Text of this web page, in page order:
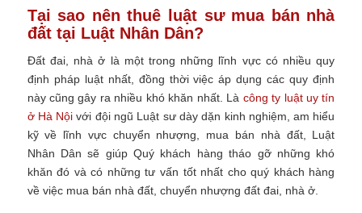
Tại sao nên thuê luật sư mua bán nhà
đất tại Luật Nhân Dân?
Đất đai, nhà ở là một trong những lĩnh vực có nhiều quy
định pháp luật nhất, đồng thời việc áp dụng các quy định
này cũng gây ra nhiều khó khăn nhất. Là công ty luật uy tín
ở Hà Nội với đội ngũ Luật sư dày dặn kinh nghiệm, am hiểu
kỹ về lĩnh vực chuyển nhượng, mua bán nhà đất, Luật
Nhân Dân sẽ giúp Quý khách hàng tháo gỡ những khó
khăn đó và có những tư vấn tốt nhất cho quý khách hàng
về việc mua bán nhà đất, chuyển nhượng đất đai, nhà ở.